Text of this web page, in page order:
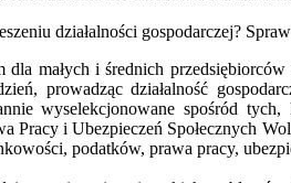
działalności gospodarczej?
dla małych i średnich
prowadząc działalność
wyselekcjonowane spośród
Pracy i Ubezpieczeń Społecznych
podatków, prawa pracy,